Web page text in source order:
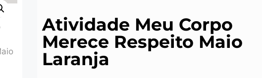
Atividade Meu Corpo
Merece Respeito Maio
Laranja